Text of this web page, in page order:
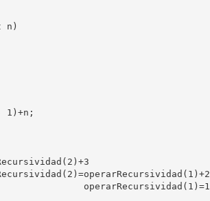
n)
1)+n;
operarRecursividad(1)=1